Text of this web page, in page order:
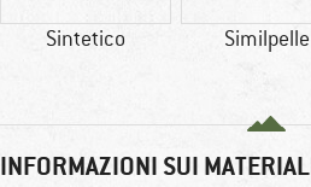
Sintetico Similpelle
INFORMAZIONI SUI